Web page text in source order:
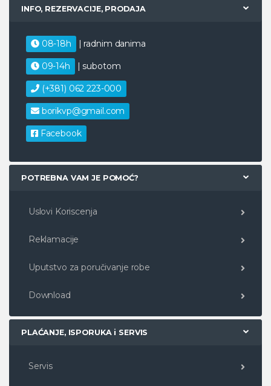
INFO, REZERVACIJE, PRODAJA
08-18h | radnim danima
09-14h | subotom
(+381) 062 223-000
borikvp@gmail.com
Facebook
POTREBNA VAM JE POMOĆ?
Uslovi Koriscenja
Reklamacije
Uputstvo za poručivanje robe
Download
PLAĆANJE, ISPORUKA i SERVIS
Servis